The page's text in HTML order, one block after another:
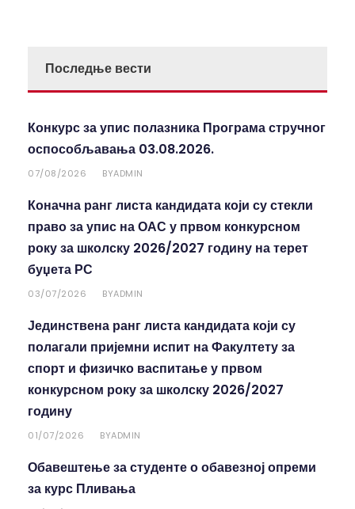
Последње вести
Конкурс за упис полазника Програма стручног
оспособљавања 03.08.2026.
07/08/2026 BYADMIN
Коначна ранг листа кандидата који су стекли
право за упис на ОАС у првом конкурсном
року за школску 2026/2027 годину на терет
буџета РС
03/07/2026 BYADMIN
Јединствена ранг листа кандидата који су
полагали пријемни испит на Факултету за
спорт и физичко васпитање у првом
конкурсном року за школску 2026/2027
годину
01/07/2026 BYADMIN
Обавештење за студенте о обавезној опреми
за курс Пливања